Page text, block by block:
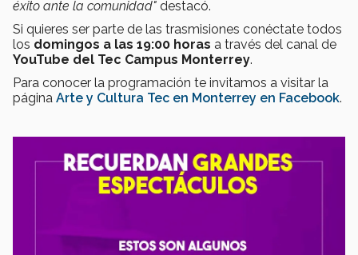
éxito ante la comunidad" destacó.
Si quieres ser parte de las trasmisiones conéctate todos
los domingos a las 19:00 horas a través del canal de
YouTube del Tec Campus Monterrey.
Para conocer la programación te invitamos a visitar la
página Arte y Cultura Tec en Monterrey en Facebook.